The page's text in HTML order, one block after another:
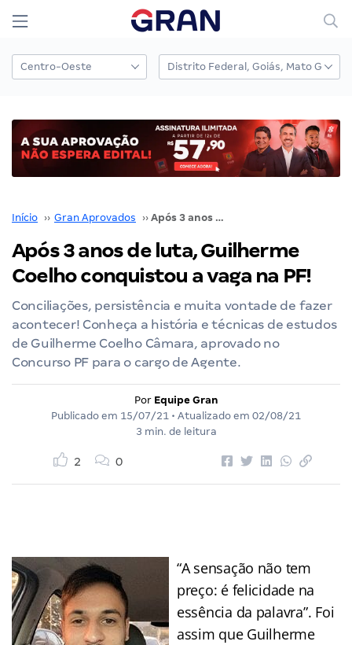
Início ›› Gran Aprovados ›› Após 3 anos de luta, Guilherme Coelho conquistou a vaga na PF!
Após 3 anos de luta, Guilherme
Coelho conquistou a vaga na PF!
Conciliações, persistência e muita vontade de fazer
acontecer! Conheça a história e técnicas de estudos
de Guilherme Coelho Câmara, aprovado no
Concurso PF para o cargo de Agente.
Por Equipe Gran
Publicado em 15/07/21 • Atualizado em 02/08/21
3 min. de leitura
2 0
“A sensação não tem
preço: é felicidade na
essência da palavra”. Foi
assim que Guilherme